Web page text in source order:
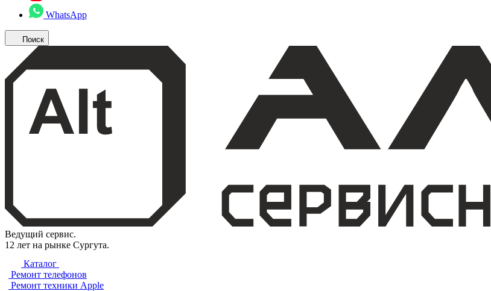
WhatsApp
Поиск
Ведущий сервис.
12 лет на рынке Сургута.
Каталог
Ремонт телефонов
Ремонт техники Apple